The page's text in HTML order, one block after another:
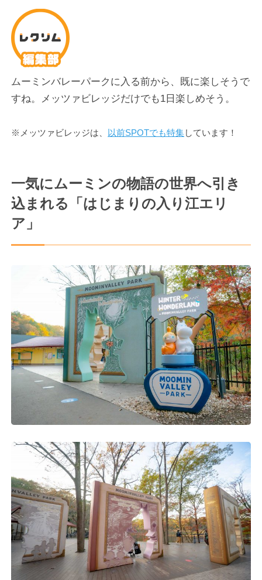
ムーミンバレーパークに入る前から、既に楽しそうで
すね。メッツァビレッジだけでも1日楽しめそう。
※メッツァビレッジは、 以前SPOTでも特集しています！
一気にムーミンの物語の世界へ引き
込まれる「はじまりの入り江エリ
ア」